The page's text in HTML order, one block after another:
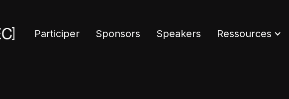
Participer Sponsors Speakers Ressources